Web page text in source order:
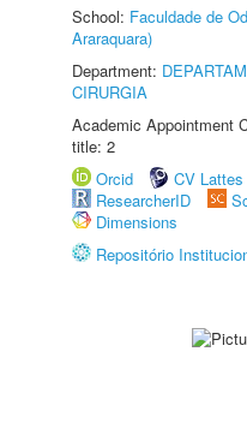
School: Faculdade de
Araraquara)
Department:
CIRURGIA
Academic Appointment
title: 2
Orcid
CV Lattes
ResearcherID
Dimensions
Repositório